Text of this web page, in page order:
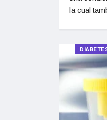
la cual